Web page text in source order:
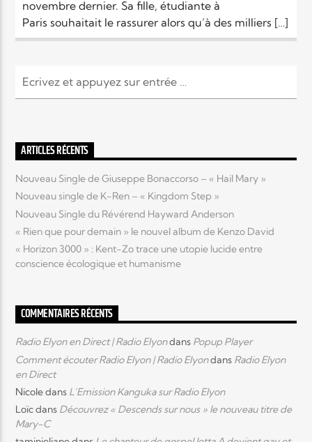
novembre dernier. Sa fille, étudiante à
Paris souhaitait le rassurer alors qu’à des milliers […]
ARTICLES RÉCENTS
Nouveau Single de Giuseppe Bonaccorso – « Hail Mary »
Nouveau single de K-Ren – « Kingdom Step »
Nouveau Single du Révérend Hayward Anderson
« Rien que pour demain » le nouvel album de Kenzo David
« Horizon 3000 » : Kent-Zo trace une utopie lucide entre
conscience écologique et humanisme
COMMENTAIRES RÉCENTS
Radio Elyon en Direct | Radio Elyondans Popup Player
Comment écouter Radio Elyon | Radio Elyondans Radio Elyon
en Direct
Nicoledans L’Emission Kanguka sur Radio Elyon
Loïcdans Découvrez « Descends sur nous » le nouveau titre de
Mary-C